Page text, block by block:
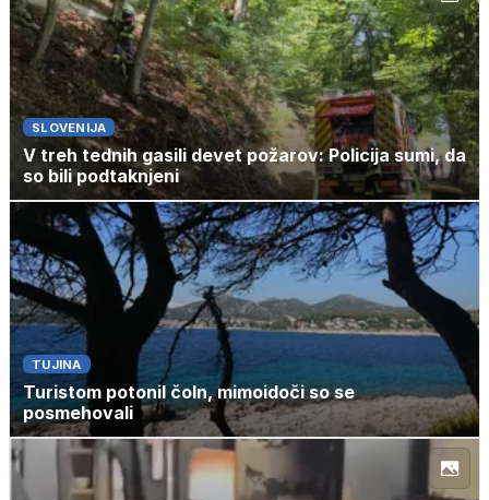
SLOVENIJA
V treh tednih gasili devet požarov: Policija sumi, da
so bili podtaknjeni
TUJINA
Turistom potonil čoln, mimoidoči so se
posmehovali